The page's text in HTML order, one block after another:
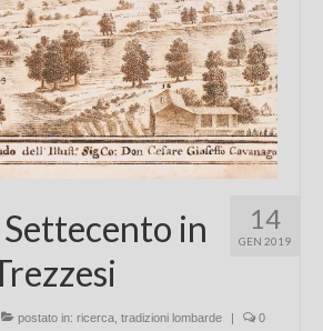
14
GEN 2019
Settecento in
postato in: ricerca tradizioni lombarde | 0